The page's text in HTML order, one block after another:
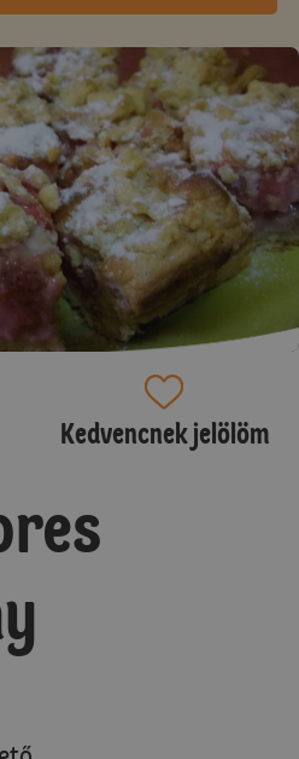
Kedvencnek jelölöm